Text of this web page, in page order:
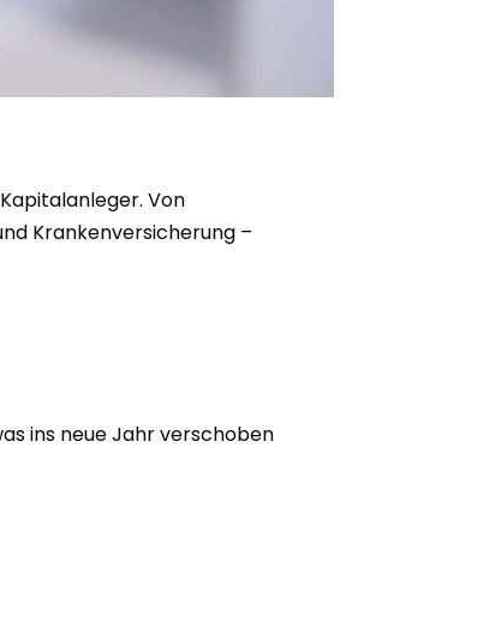
Von
Krankenversicherung –
ins neue Jahr verschoben